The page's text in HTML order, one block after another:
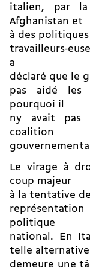
italien, par
Afghanistan et
à des
travailleurs-
a
déclaré que le
pas aidé les
pourquoi il
ny avait
coalition
Le virage à
coup majeur
à la tentative
politique
national. En
telle alternative
demeure une